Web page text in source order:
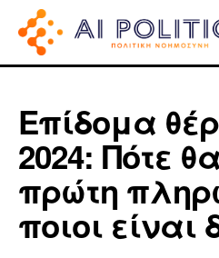
Επίδομα
2024: Πότε
πρώτη
ποιοι είναι